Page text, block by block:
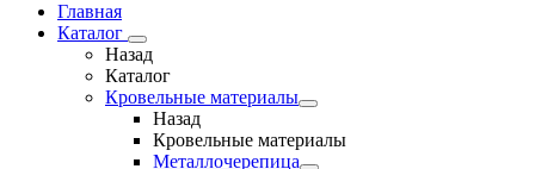
Главная
Каталог
Назад
Каталог
Кровельные материалы
Назад
Кровельные материалы
Металлочерепица